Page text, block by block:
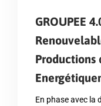
GROUPEE
Productions
En phase avec la